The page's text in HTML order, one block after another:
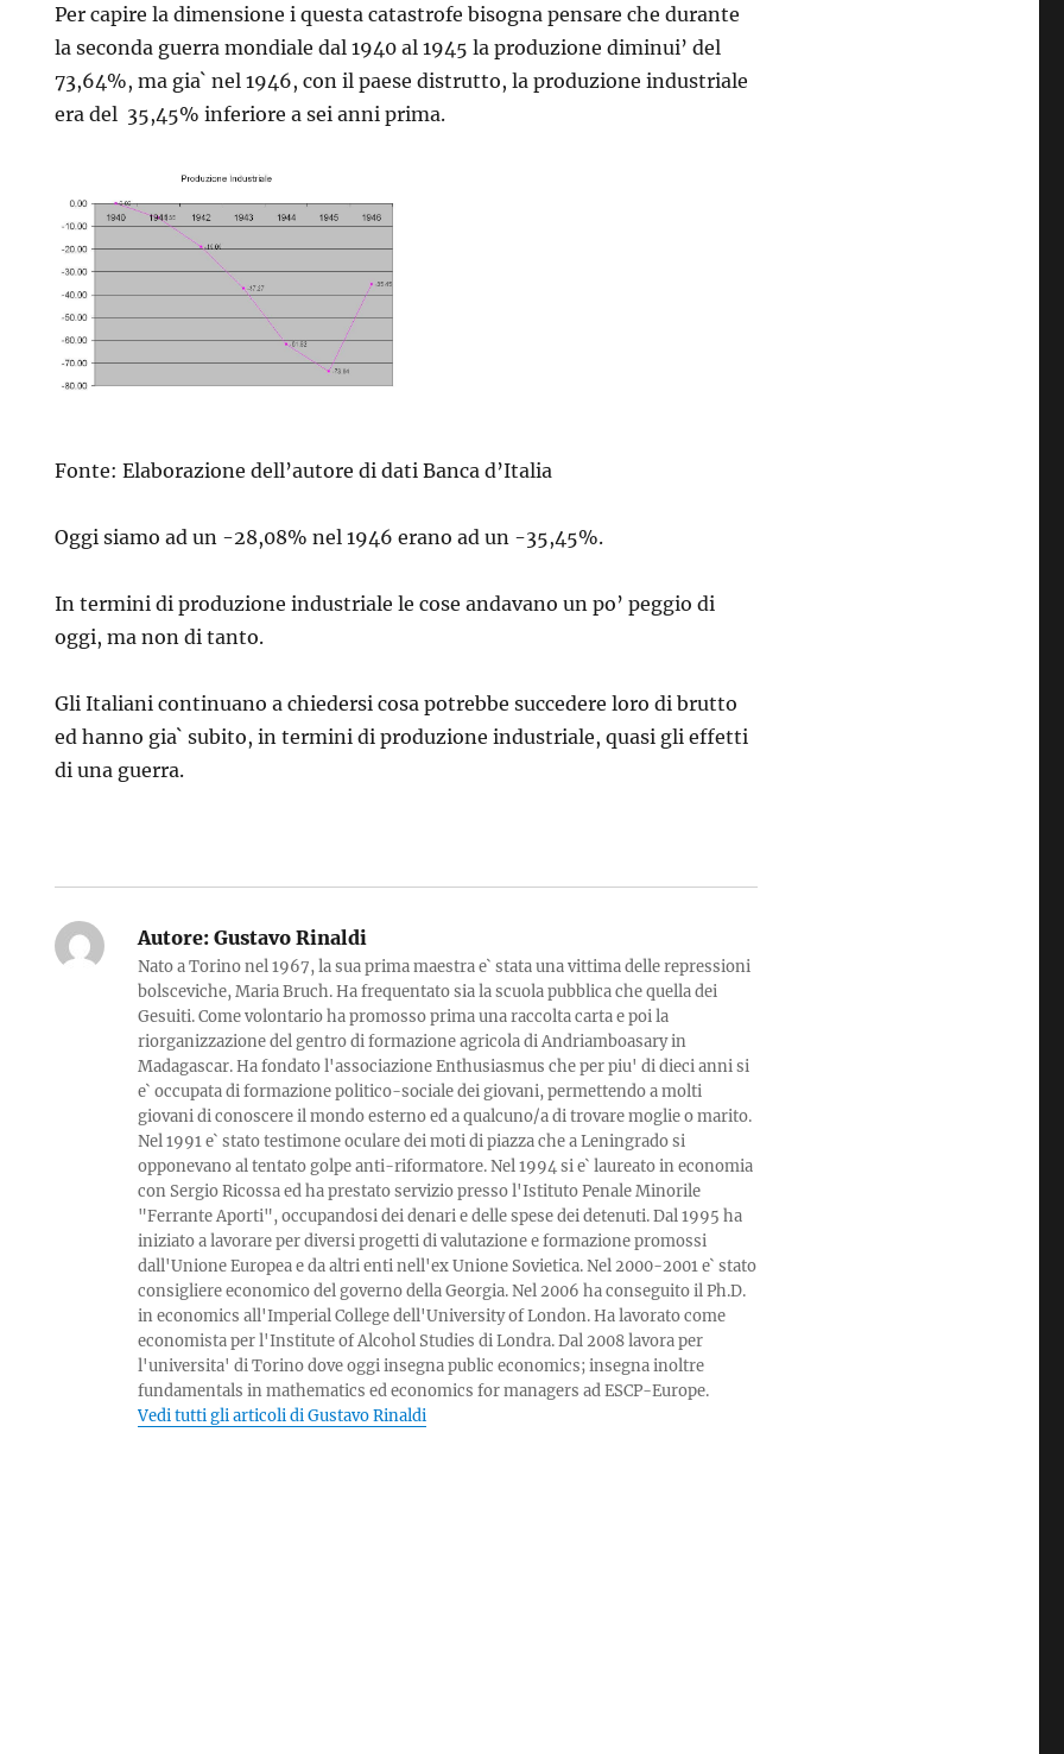
Per capire la dimensione i questa catastrofe bisogna pensare che durante
la seconda guerra mondiale dal 1940 al 1945 la produzione diminui’ del
73,64%, ma gia` nel 1946, con il paese distrutto, la produzione industriale
era del 35,45% inferiore a sei anni prima.
Fonte: Elaborazione dell’autore di dati Banca d’Italia
Oggi siamo ad un -28,08% nel 1946 erano ad un -35,45%.
In termini di produzione industriale le cose andavano un po’ peggio di
oggi, ma non di tanto.
Gli Italiani continuano a chiedersi cosa potrebbe succedere loro di brutto
ed hanno gia` subito, in termini di produzione industriale, quasi gli effetti
di una guerra.
Autore: Gustavo Rinaldi
Nato a Torino nel 1967, la sua prima maestra e` stata una vittima delle repressioni
bolsceviche, Maria Bruch. Ha frequentato sia la scuola pubblica che quella dei
Gesuiti. Come volontario ha promosso prima una raccolta carta e poi la
riorganizzazione del gentro di formazione agricola di Andriamboasary in
Madagascar. Ha fondato l'associazione Enthusiasmus che per piu' di dieci anni si
e` occupata di formazione politico-sociale dei giovani, permettendo a molti
giovani di conoscere il mondo esterno ed a qualcuno/a di trovare moglie o marito.
Nel 1991 e` stato testimone oculare dei moti di piazza che a Leningrado si
opponevano al tentato golpe anti-riformatore. Nel 1994 si e` laureato in economia
con Sergio Ricossa ed ha prestato servizio presso l'Istituto Penale Minorile
"Ferrante Aporti", occupandosi dei denari e delle spese dei detenuti. Dal 1995 ha
iniziato a lavorare per diversi progetti di valutazione e formazione promossi
dall'Unione Europea e da altri enti nell'ex Unione Sovietica. Nel 2000-2001 e` stato
consigliere economico del governo della Georgia. Nel 2006 ha conseguito il Ph.D.
in economics all'Imperial College dell'University of London. Ha lavorato come
economista per l'Institute of Alcohol Studies di Londra. Dal 2008 lavora per
l'universita' di Torino dove oggi insegna public economics; insegna inoltre
fundamentals in mathematics ed economics for managers ad ESCP-Europe.
Vedi tutti gli articoli di Gustavo Rinaldi